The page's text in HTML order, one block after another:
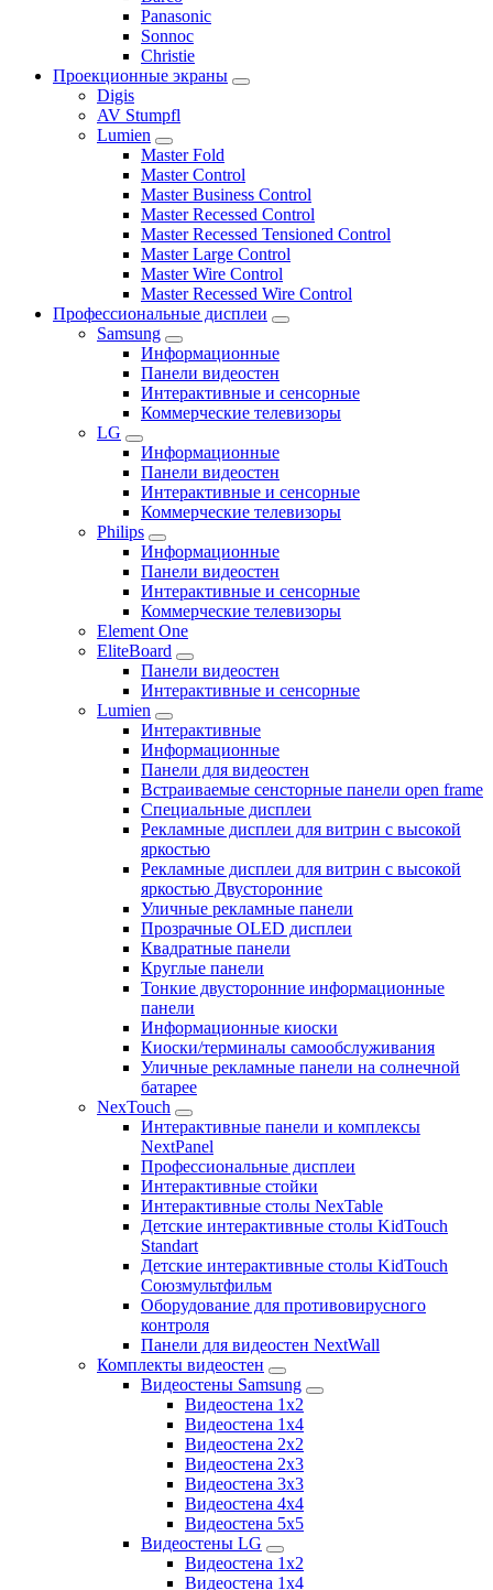
Panasonic
Sonnoc
Сhristie
Проекционные экраны
Digis
AV Stumpfl
Lumien
Master Fold
Master Control
Master Business Control
Master Recessed Control
Master Recessed Tensioned Control
Master Large Control
Master Wire Control
Master Recessed Wire Control
Профессиональные дисплеи
Samsung
Информационные
Панели видеостен
Интерактивные и сенсорные
Коммерческие телевизоры
LG
Информационные
Панели видеостен
Интерактивные и сенсорные
Коммерческие телевизоры
Philips
Информационные
Панели видеостен
Интерактивные и сенсорные
Коммерческие телевизоры
Element One
EliteBoard
Панели видеостен
Интерактивные и сенсорные
Lumien
Интерактивные
Информационные
Панели для видеостен
Встраиваемые сенсторные панели open frame
Специальные дисплеи
Рекламные дисплеи для витрин с высокой
яркостью
Рекламные дисплеи для витрин с высокой
яркостью Двусторонние
Уличные рекламные панели
Прозрачные OLED дисплеи
Квадратные панели
Круглые панели
Тонкие двусторонние информационные
панели
Информационные киоски
Киоски/терминалы самообслуживания
Уличные рекламные панели на солнечной
батарее
NexTouch
Интерактивные панели и комплексы
NextPanel
Профессиональные дисплеи
Интерактивные стойки
Интерактивные столы NexTable
Детские интерактивные столы KidTouch
Standart
Детские интерактивные столы KidTouch
Союзмультфильм
Оборудование для противовирусного
контроля
Панели для видеостен NextWall
Комплекты видеостен
Видеостены Samsung
Видеостена 1x2
Видеостена 1x4
Видеостена 2x2
Видеостена 2х3
Видеостена 3x3
Видеостена 4x4
Видеостена 5x5
Видеостены LG
Видеостена 1x2
Видеостена 1x4